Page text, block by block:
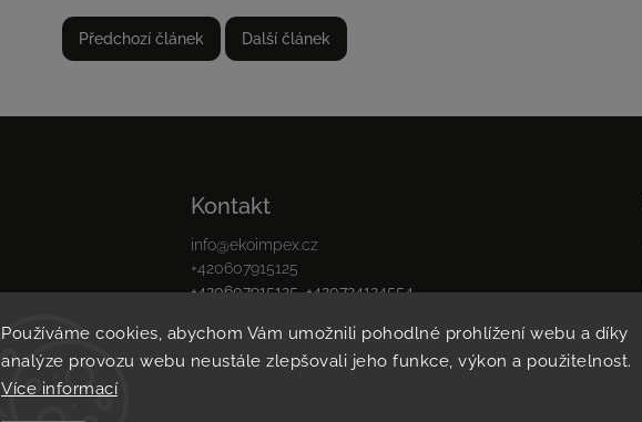
Používáme cookies, abychom Vám umožnili pohodlné prohlížení webu a díky
analýze provozu webu neustále zlepšovali jeho funkce, výkon a použitelnost.
Více informací
Předchozí článek Další článek
Kontakt
info@ekoimpex.cz
+420607915125
+420607915125, +420724124554,
Instagram